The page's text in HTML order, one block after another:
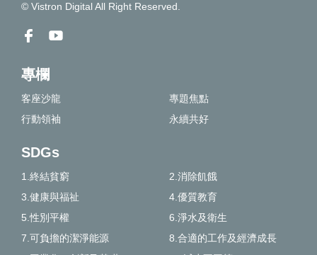
© Vistron Digital All Right Reserved.
專欄
客座沙龍
專題焦點
行動領袖
永續共好
SDGs
1.終結貧窮
2.消除飢餓
3.健康與福祉
4.優質教育
5.性別平權
6.淨水及衛生
7.可負擔的潔淨能源
8.合適的工作及經濟成長